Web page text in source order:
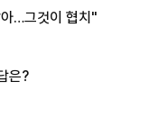
…그것이 협치"
은?